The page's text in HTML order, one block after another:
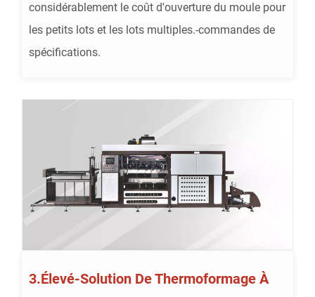
considérablement le coût d'ouverture du moule pour
les petits lots et les lots multiples.-commandes de
spécifications.
3.Élevé-Solution De Thermoformage À